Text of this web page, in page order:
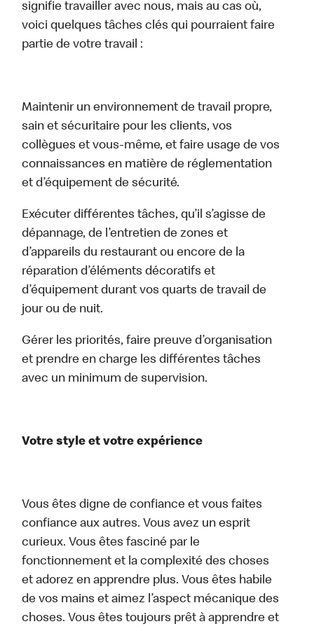
signifie travailler avec nous, mais au cas où,
voici quelques tâches clés qui pourraient faire
partie de votre travail :
Maintenir un environnement de travail propre,
sain et sécuritaire pour les clients, vos
collègues et vous-même, et faire usage de vos
connaissances en matière de réglementation
et d’équipement de sécurité.
Exécuter différentes tâches, qu’il s’agisse de
dépannage, de l’entretien de zones et
d’appareils du restaurant ou encore de la
réparation d’éléments décoratifs et
d’équipement durant vos quarts de travail de
jour ou de nuit.
Gérer les priorités, faire preuve d’organisation
et prendre en charge les différentes tâches
avec un minimum de supervision.
Votre style et votre expérience
Vous êtes digne de confiance et vous faites
confiance aux autres. Vous avez un esprit
curieux. Vous êtes fasciné par le
fonctionnement et la complexité des choses
et adorez en apprendre plus. Vous êtes habile
de vos mains et aimez l’aspect mécanique des
choses. Vous êtes toujours prêt à apprendre et